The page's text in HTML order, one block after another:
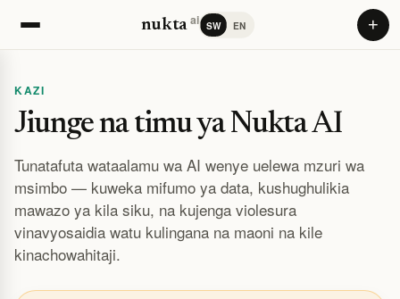
nuktaai SW EN +
KAZI
Jiunge na timu ya Nukta AI
Tunatafuta wataalamu wa AI wenye uelewa mzuri wa
msimbo — kuweka mifumo ya data, kushughulikia
mawazo ya kila siku, na kujenga violesura
vinavyosaidia watu kulingana na maoni na kile
kinachowahitaji.